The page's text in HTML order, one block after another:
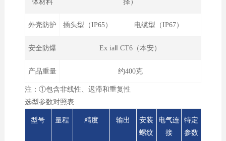
体材料 择）
外壳防护 插头型（IP65） 电缆型（IP67）
安全防爆 Ex iaⅡ CT6（本安）
产品重量 约400克
注：①包含非线性、迟滞和重复性
选型参数对照表
型号 量程 精度 输出
安装
螺纹
电气连
接
特定
参数